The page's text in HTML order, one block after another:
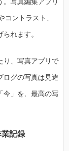
。写真編集アプリ
コントラスト、
れます。
り、写真アプリで
ログの写真は見違
今」を、最高の写
記録